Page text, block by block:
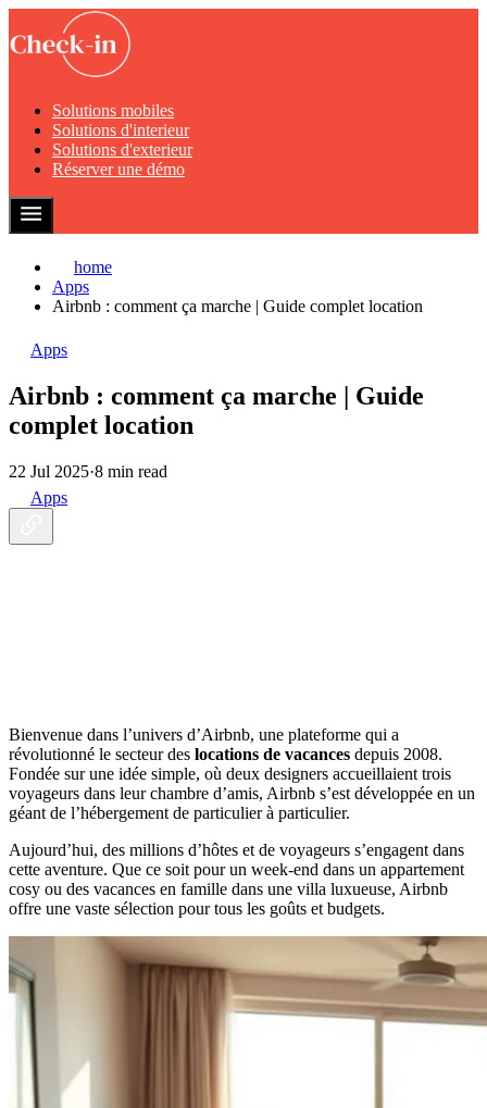
Solutions mobiles
Solutions d'interieur
Solutions d'exterieur
Réserver une démo
home
Apps
Airbnb : comment ça marche | Guide complet location
Apps
Airbnb : comment ça marche | Guide
complet location
22 Jul 2025·8 min read
Apps
Bienvenue dans l’univers d’Airbnb, une plateforme qui a
révolutionné le secteur des locations de vacances depuis 2008.
Fondée sur une idée simple, où deux designers accueillaient trois
voyageurs dans leur chambre d’amis, Airbnb s’est développée en un
géant de l’hébergement de particulier à particulier.
Aujourd’hui, des millions d’hôtes et de voyageurs s’engagent dans
cette aventure. Que ce soit pour un week-end dans un appartement
cosy ou des vacances en famille dans une villa luxueuse, Airbnb
offre une vaste sélection pour tous les goûts et budgets.